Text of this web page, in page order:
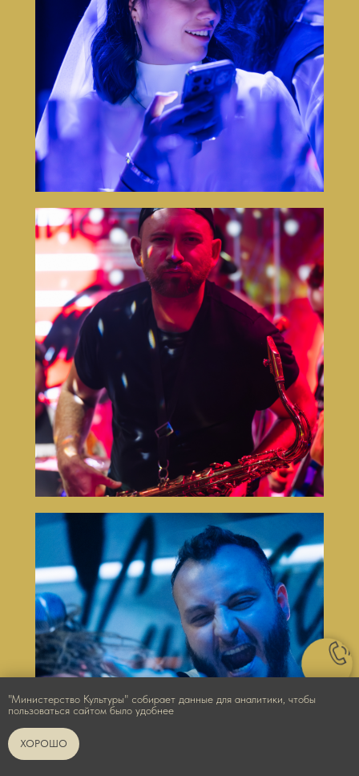
"Министерство Культуры" собирает данные для аналитики, чтобы
пользоваться сайтом было удобнее
ХОРОШО